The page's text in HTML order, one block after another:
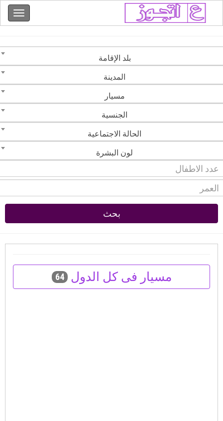
بلد الإقامة
المدينة
مسيار
الجنسية
الحالة الاجتماعية
لون البشرة
بحث
مسيار فى كل الدول 64